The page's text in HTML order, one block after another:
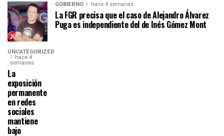
GOBIERNO hace 4 semanas
La FGR precisa que el caso de Alejandro Álvarez
Puga es independiente del de Inés Gómez Mont
UNCATEGORIZED
hace 4
semanas
La
exposición
permanente
en redes
sociales
mantiene
bajo